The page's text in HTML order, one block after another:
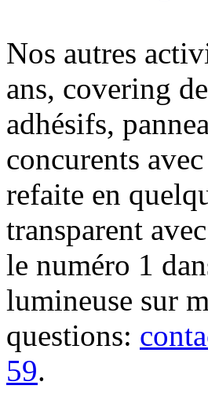
Nos autres
ans, covering
adhésifs,
concurents
refaite en
transparent
le numéro 1
lumineuse sur
questions:
59.